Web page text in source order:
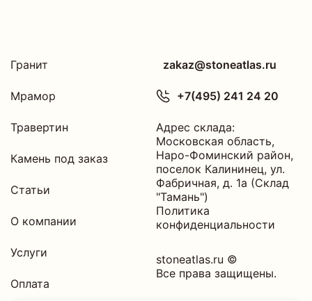
Гранит
Мрамор
Травертин
Камень под заказ
Статьи
О компании
Услуги
Оплата
zakaz@stoneatlas.ru
+7(495) 241 24 20
Адрес склада:
Московская область,
Наро-Фоминский район,
поселок Калининец, ул.
Фабричная, д. 1а (Склад
"Тамань")
Политика
конфиденциальности
stoneatlas.ru ©
Все права защищены.